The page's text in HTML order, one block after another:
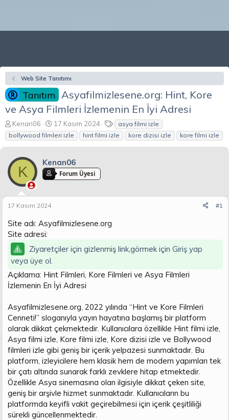
Web Site Tanıtımı
Tanıtım Asyafilmizlesene.org: Hint, Kore
ve Asya Filmleri İzlemenin En İyi Adresi
K
o
n
u
u
b
a
ş
a
t
a
n
Kenan06
B
a
ş
a
n
g
ç
r
i
17 Kasım 2024
E
t
i
r
asya filmi izle
bollywood filmleri izle
hint filmi izle kore dizisi izle kore filmi izle
K
Kenan06
Forum Üyesi
17 Kasım 2024 #1
Site adı: Asyafilmizlesene.org
Site adresi:
Ziyaretçiler için gizlenmiş link,görmek için Giriş yap
veya üye ol.
Açıklama: Hint Filmleri, Kore Filmleri ve Asya Filmleri
İzlemenin En İyi Adresi
Asyafilmizlesene.org, 2022 yılında “Hint ve Kore Filmleri
Cenneti!” sloganıyla yayın hayatına başlamış bir platform
olarak dikkat çekmektedir. Kullanıcılara özellikle Hint filmi izle,
Asya filmi izle, Kore filmi izle, Kore dizisi izle ve Bollywood
filmleri izle gibi geniş bir içerik yelpazesi sunmaktadır. Bu
platform, izleyicilere hem klasik hem de modern yapımları tek
bir çatı altında sunarak farklı zevklere hitap etmektedir.
Özellikle Asya sinemasına olan ilgisiyle dikkat çeken site,
geniş bir arşivle hizmet sunmaktadır. Kullanıcıların bu
platformda keyifli vakit geçirebilmesi için içerik çeşitliliği
sürekli güncellenmektedir.